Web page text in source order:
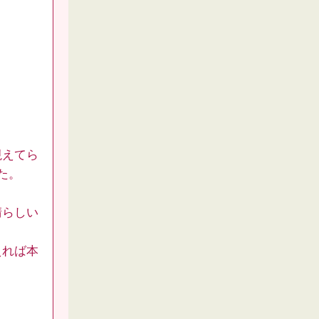
てら
しい
ば本